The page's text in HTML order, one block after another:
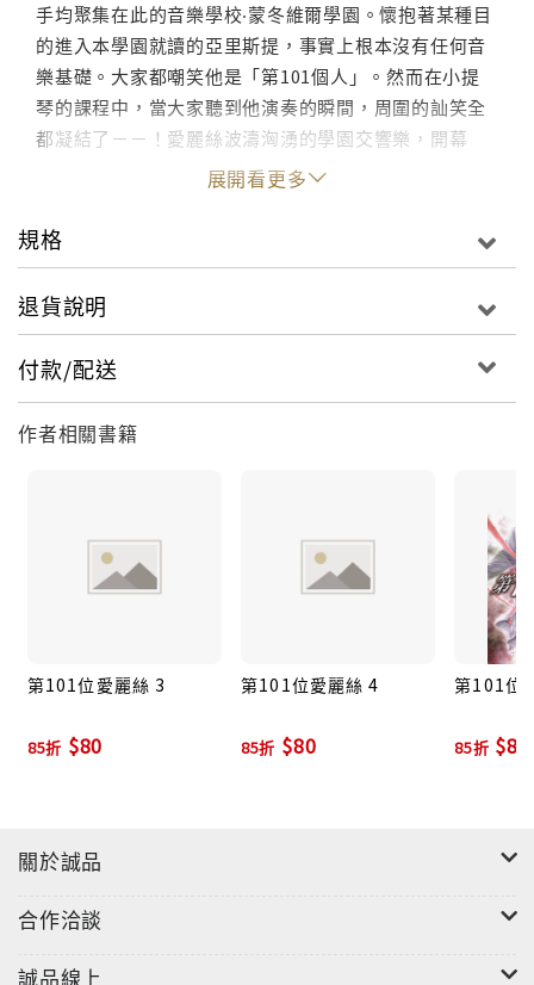
手均聚集在此的音樂學校‧蒙冬維爾學園。懷抱著某種目
的進入本學園就讀的亞里斯提，事實上根本沒有任何音
樂基礎。大家都嘲笑他是「第101個人」。然而在小提
琴的課程中，當大家聽到他演奏的瞬間，周圍的訕笑全
都凝結了－－！愛麗絲波濤洶湧的學園交響樂，開幕
展開看更多
規格
退貨說明
付款/配送
作者相關書籍
第101位愛麗絲 3
85折 $80
第101位愛麗絲 4
85折 $80
第101位
85折 $85
關於誠品
合作洽談
誠品線上